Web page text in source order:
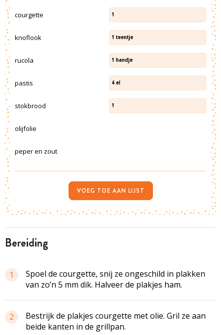
bereiding
1
Spoel de courgette, snij ze ongeschild in plakken
van zo’n 5 mm dik. Halveer de plakjes ham.
2
Bestrijk de plakjes courgette met olie. Gril ze aan
beide kanten in de grillpan.
courgette 1
knoflook 1 teentje
rucola 1 handje
pastis 4 el
stokbrood 1
olijfolie
peper en zout
VOEG TOE AAN LIJST